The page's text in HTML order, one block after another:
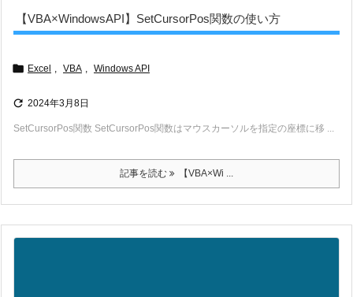
【VBA×WindowsAPI】SetCursorPos関数の使い方
 Excel VBA Windows API
 2024年3月8日
SetCursorPos関数 SetCursorPos関数はマウスカーソルを指定の座標に移 ...
記事を読む 【VBA×Wi ...